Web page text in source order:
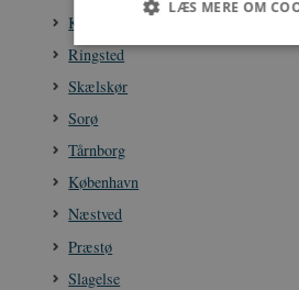
Korsør
Ringsted
Skælskør
Sorø
Tårnborg
København
Næstved
Præstø
Slagelse
LÆS MERE OM
Nødvendige
Nødvendige cookies hjælper med
hjemmesiden brugbar ved at
grundlæggende funktioner som
Hjemmesiden kan ikke fungerer